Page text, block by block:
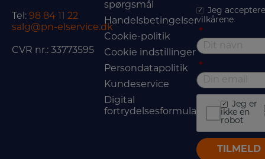
Tel: 98 84 11 22
salg@pn-elservice.dk
CVR nr.: 33773595
spørgsmål
Handelsbetingelser
Cookie-politik
Cookie indstillinger
Persondatapolitik
Kundeservice
Digital
fortrydelsesformular
Jeg
vilkårene
*
*
Jeg er
ikke en
robot